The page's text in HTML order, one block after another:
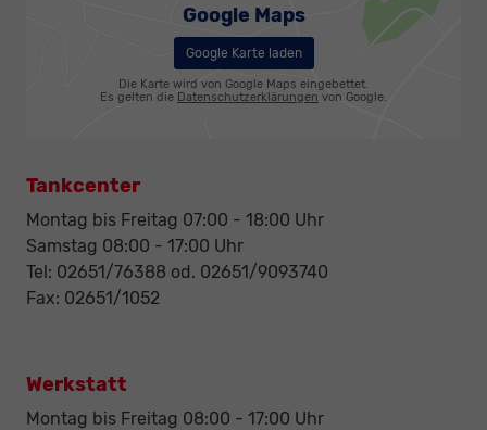
Google Maps
Google Karte laden
Die Karte wird von Google Maps eingebettet.
Es gelten die Datenschutzerklärungen von Google.
Tankcenter
Montag bis Freitag 07:00 - 18:00 Uhr
Samstag 08:00 - 17:00 Uhr
Tel: 02651/76388 od. 02651/9093740
Fax: 02651/1052
Werkstatt
Montag bis Freitag 08:00 - 17:00 Uhr